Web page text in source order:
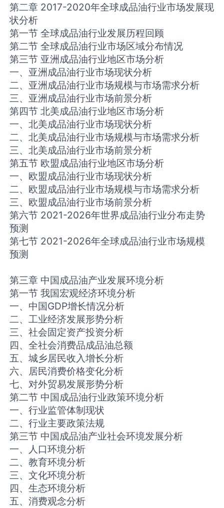
第二章 2017-2020年全球成品油行业市场发展现
状分析
第一节 全球成品油行业发展历程回顾
第二节 全球成品油行业市场区域分布情况
第三节 亚洲成品油行业地区市场分析
一、亚洲成品油行业市场现状分析
二、亚洲成品油行业市场规模与市场需求分析
三、亚洲成品油行业市场前景分析
第四节 北美成品油行业地区市场分析
一、北美成品油行业市场现状分析
二、北美成品油行业市场规模与市场需求分析
三、北美成品油行业市场前景分析
第五节 欧盟成品油行业地区市场分析
一、欧盟成品油行业市场现状分析
二、欧盟成品油行业市场规模与市场需求分析
三、欧盟成品油行业市场前景分析
第六节 2021-2026年世界成品油行业分布走势
预测
第七节 2021-2026年全球成品油行业市场规模
预测
第三章 中国成品油产业发展环境分析
第一节 我国宏观经济环境分析
一、中国GDP增长情况分析
二、工业经济发展形势分析
三、社会固定资产投资分析
四、全社会消费品成品油总额
五、城乡居民收入增长分析
六、居民消费价格变化分析
七、对外贸易发展形势分析
第二节 中国成品油行业政策环境分析
一、行业监管体制现状
二、行业主要政策法规
第三节 中国成品油产业社会环境发展分析
一、人口环境分析
二、教育环境分析
三、文化环境分析
四、生态环境分析
五、消费观念分析